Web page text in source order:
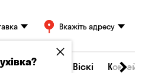
Вкажіть адресу
Сидр Віскі